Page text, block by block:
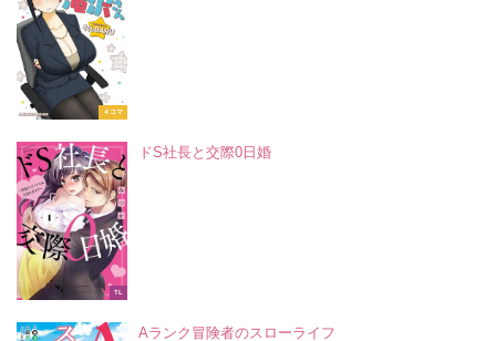
４コマ
TL
ドS社長と交際0日婚
Aランク冒険者のスローライフ